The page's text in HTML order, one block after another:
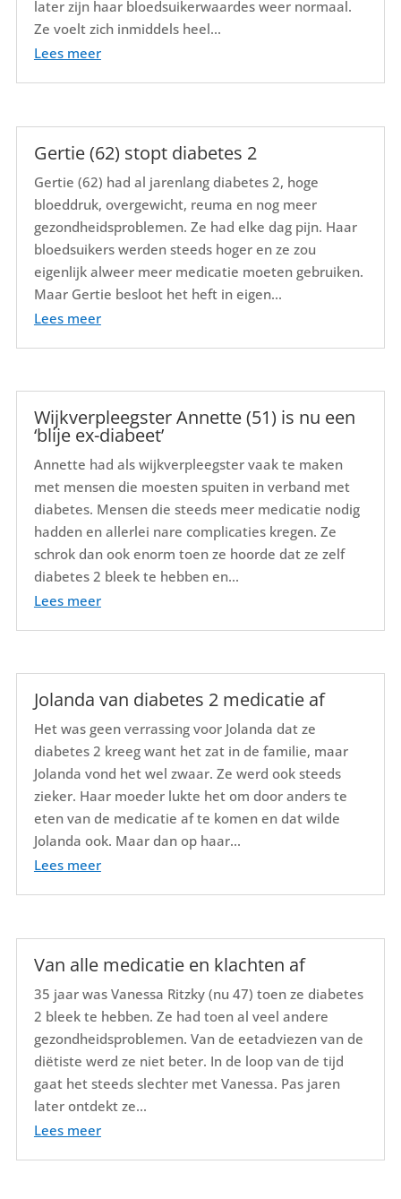
later zijn haar bloedsuikerwaardes weer normaal.
Ze voelt zich inmiddels heel...
Lees meer
Gertie (62) stopt diabetes 2
Gertie (62) had al jarenlang diabetes 2, hoge
bloeddruk, overgewicht, reuma en nog meer
gezondheidsproblemen. Ze had elke dag pijn. Haar
bloedsuikers werden steeds hoger en ze zou
eigenlijk alweer meer medicatie moeten gebruiken.
Maar Gertie besloot het heft in eigen...
Lees meer
Wijkverpleegster Annette (51) is nu een
‘blije ex-diabeet’
Annette had als wijkverpleegster vaak te maken
met mensen die moesten spuiten in verband met
diabetes. Mensen die steeds meer medicatie nodig
hadden en allerlei nare complicaties kregen. Ze
schrok dan ook enorm toen ze hoorde dat ze zelf
diabetes 2 bleek te hebben en...
Lees meer
Jolanda van diabetes 2 medicatie af
Het was geen verrassing voor Jolanda dat ze
diabetes 2 kreeg want het zat in de familie, maar
Jolanda vond het wel zwaar. Ze werd ook steeds
zieker. Haar moeder lukte het om door anders te
eten van de medicatie af te komen en dat wilde
Jolanda ook. Maar dan op haar...
Lees meer
Van alle medicatie en klachten af
35 jaar was Vanessa Ritzky (nu 47) toen ze diabetes
2 bleek te hebben. Ze had toen al veel andere
gezondheidsproblemen. Van de eetadviezen van de
diëtiste werd ze niet beter. In de loop van de tijd
gaat het steeds slechter met Vanessa. Pas jaren
later ontdekt ze...
Lees meer